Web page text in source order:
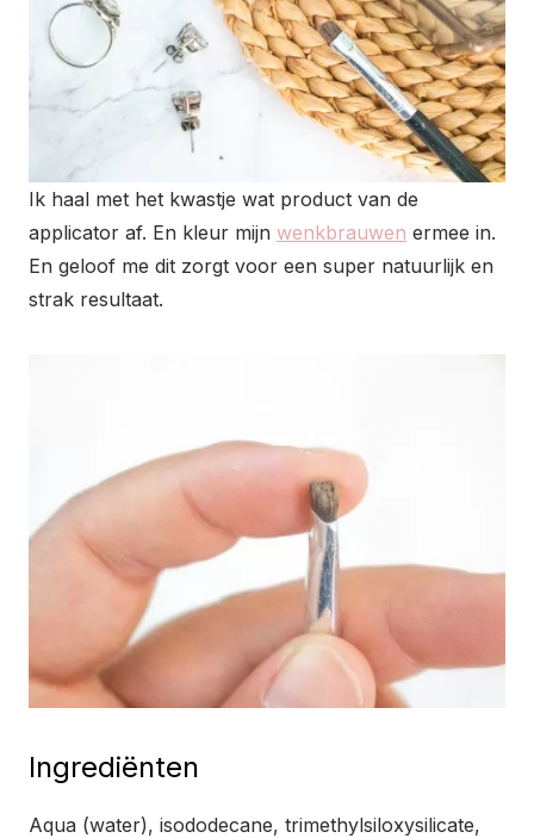
Ik haal met het kwastje wat product van de
applicator af. En kleur mijn wenkbrauwen ermee in.
En geloof me dit zorgt voor een super natuurlijk en
strak resultaat.
Ingrediënten
Aqua (water), isododecane, trimethylsiloxysilicate,